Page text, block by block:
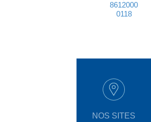
8612000
0118
NOS SITES